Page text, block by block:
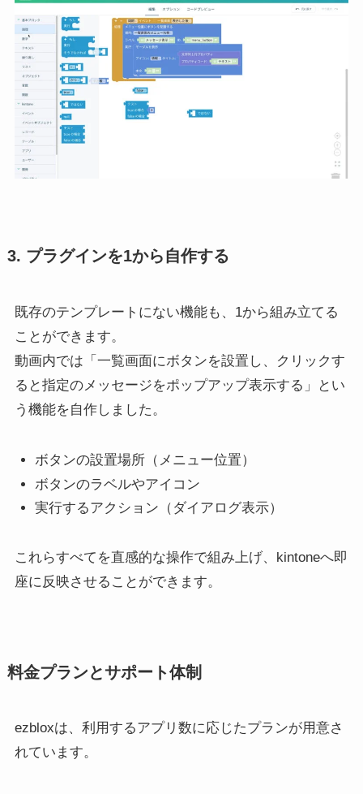
3. プラグインを1から自作する
既存のテンプレートにない機能も、1から組み立てる
ことができます。
動画内では「一覧画面にボタンを設置し、クリックす
ると指定のメッセージをポップアップ表示する」とい
う機能を自作しました。
ボタンの設置場所（メニュー位置）
ボタンのラベルやアイコン
実行するアクション（ダイアログ表示）
これらすべてを直感的な操作で組み上げ、kintoneへ即
座に反映させることができます。
料金プランとサポート体制
ezbloxは、利用するアプリ数に応じたプランが用意さ
れています。